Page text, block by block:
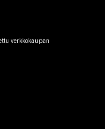
verkkokaupan